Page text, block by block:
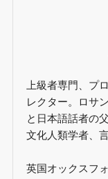
上級者専門、プ
レクター。ロサ
と日本語話者の
文化人類学者、
英国オックスフ